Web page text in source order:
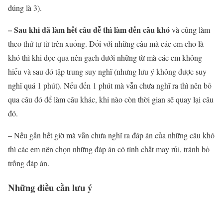
đúng là 3).
– Sau khi đã làm hết câu dễ thì làm đến câu khóvà cũng làm
theo thứ tự từ trên xuống. Đối với những câu mà các em cho là
khó thì khi đọc qua nên gạch dưới những từ mà các em không
hiểu và sau đó tập trung suy nghĩ (nhưng lưu ý không được suy
nghĩ quá 1 phút). Nếu đến 1 phút mà vẫn chưa nghĩ ra thì nên bỏ
qua câu đó để làm câu khác, khi nào còn thời gian sẽ quay lại câu
đó.
– Nếu gần hết giờ mà vẫn chưa nghĩ ra đáp án của những câu khó
thì các em nên chọn những đáp án có tính chất may rủi, tránh bỏ
trống đáp án.
Những điều cần lưu ý